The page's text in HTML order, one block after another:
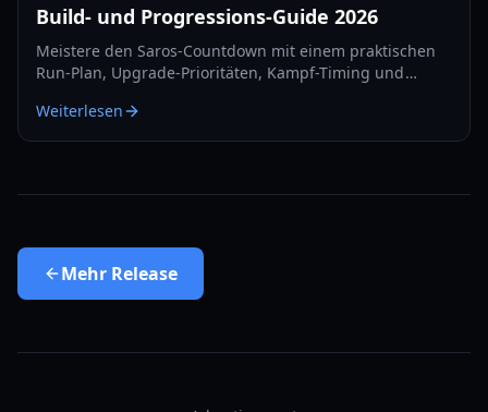
Build- und Progressions-Guide 2026
Meistere den Saros-Countdown mit einem praktischen
Run-Plan, Upgrade-Prioritäten, Kampf-Timing und
Weiterlesen
Mehr Release